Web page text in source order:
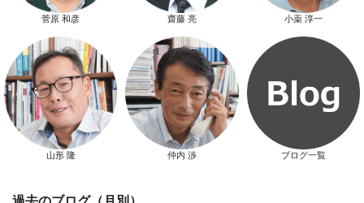
スマートハウス 完成見学会開催
菅原 和彦 齋藤 亮 小薬 淳一
山形 隆 仲内 渉 ブログ一覧